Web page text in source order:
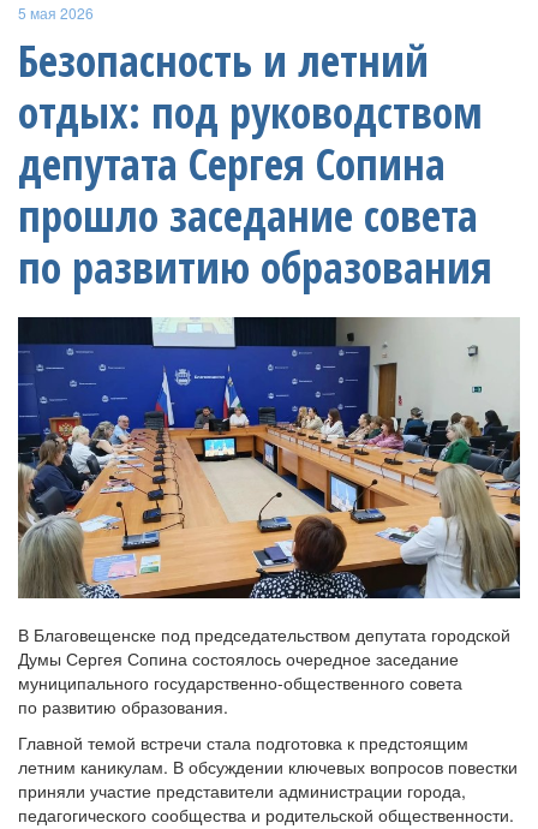
5 мая 2026
Безопасность и летний
отдых: под руководством
депутата Сергея Сопина
прошло заседание совета
по развитию образования
В Благовещенске под председательством депутата городской
Думы Сергея Сопина состоялось очередное заседание
муниципального государственно-общественного совета
по развитию образования.
Главной темой встречи стала подготовка к предстоящим
летним каникулам. В обсуждении ключевых вопросов повестки
приняли участие представители администрации города,
педагогического сообщества и родительской общественности.